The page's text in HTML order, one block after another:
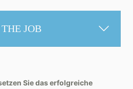
JOB
Sie das erfolgreiche